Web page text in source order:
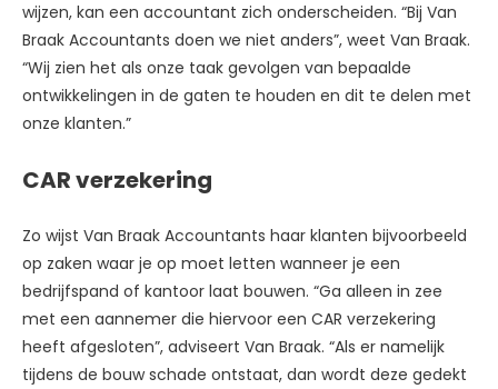
wijzen, kan een accountant zich onderscheiden. “Bij Van
Braak Accountants doen we niet anders”, weet Van Braak.
“Wij zien het als onze taak gevolgen van bepaalde
ontwikkelingen in de gaten te houden en dit te delen met
onze klanten.”
CAR verzekering
Zo wijst Van Braak Accountants haar klanten bijvoorbeeld
op zaken waar je op moet letten wanneer je een
bedrijfspand of kantoor laat bouwen. “Ga alleen in zee
met een aannemer die hiervoor een CAR verzekering
heeft afgesloten”, adviseert Van Braak. “Als er namelijk
tijdens de bouw schade ontstaat, dan wordt deze gedekt